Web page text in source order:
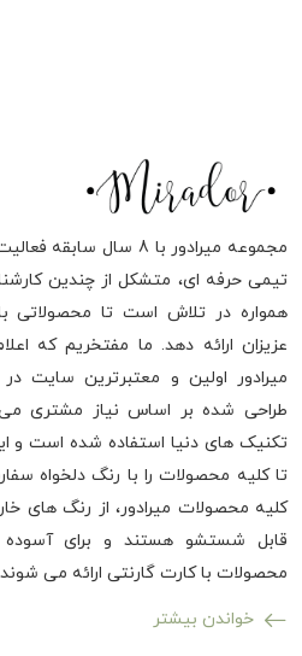
مجموعه میرادور با 8
تیمی حرفه ای، متشکل از چندین
همواره در تلاش است تا محصولاتی
عزیزان ارائه دهد. ما مفتخریم که
میرادور اولین و معتبرترین سایت
طراحی شده بر اساس نیاز مشتری
تکنیک های دنیا استفاده شده است و
تا کلیه محصولات را با رنگ دلخواه
کلیه محصولات میرادور، از رنگ های
قابل شستشو هستند و برای
محصولات با کارت گارنتی ارائه می
خواندن بیشتر